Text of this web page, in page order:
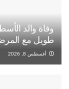
وفاة والد
طويل مع
أغسطس 8, 2026